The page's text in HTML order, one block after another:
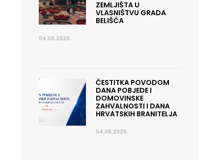
ZEMLJIŠTA U
VLASNIŠTVU GRADA
BELIŠĆA
04.08.2026.
ČESTITKA POVODOM
DANA POBJEDE I
DOMOVINSKE
ZAHVALNOSTI I DANA
HRVATSKIH BRANITELJA
04.08.2026.